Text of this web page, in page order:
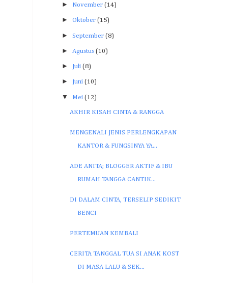
► November (14)
► Oktober (15)
► September (8)
► Agustus (10)
► Juli (8)
► Juni (10)
▼ Mei (12)
AKHIR KISAH CINTA & RANGGA
MENGENALI JENIS PERLENGKAPAN
KANTOR & FUNGSINYA YA...
ADE ANITA; BLOGGER AKTIF & IBU
RUMAH TANGGA CANTIK...
DI DALAM CINTA, TERSELIP SEDIKIT
BENCI
PERTEMUAN KEMBALI
CERITA TANGGAL TUA SI ANAK KOST
DI MASA LALU & SEK...